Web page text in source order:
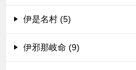
伊是名村 (5)
伊邪那岐命 (9)